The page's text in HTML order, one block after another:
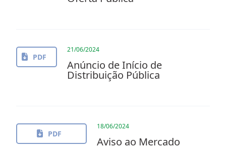
PDF
21/06/2024
Anúncio de Início de
Distribuição Pública
PDF
18/06/2024
Aviso ao Mercado